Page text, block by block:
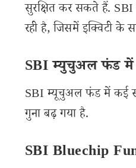
सुरक्षित कर सकते हैं.
रही है, जिसमें इक्विटी के
SBI म्युचुअल फंड में
SBI म्यूचुअल फंड में कई
गुना बढ़ गया है.
SBI Bluechip